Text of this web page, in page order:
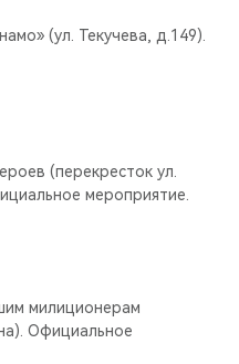
(ул. Текучева, д.149).
(перекресток ул.
мероприятие.
милиционерам
Официальное